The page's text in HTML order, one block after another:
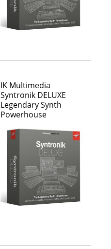
IK Multimedia
Syntronik DELUXE
Legendary Synth
Powerhouse